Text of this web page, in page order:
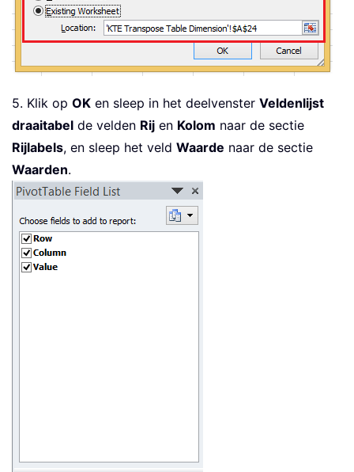
5. Klik op OK en sleep in het deelvenster Veldenlijst
draaitabel de velden Rij en Kolom naar de sectie
Rijlabels, en sleep het veld Waarde naar de sectie
Waarden.